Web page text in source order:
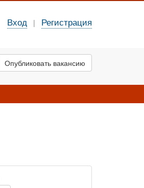
Вход | Регистрация
Опубликовать вакансию